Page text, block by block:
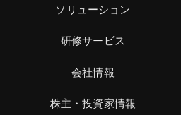
ソリューション
研修サービス
会社情報
株主・投資家情報